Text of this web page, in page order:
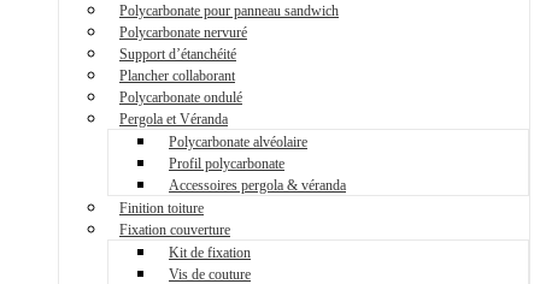
Polycarbonate pour panneau sandwich
Polycarbonate nervuré
Support d’étanchéité
Plancher collaborant
Polycarbonate ondulé
Pergola et Véranda
Polycarbonate alvéolaire
Profil polycarbonate
Accessoires pergola & véranda
Finition toiture
Fixation couverture
Kit de fixation
Vis de couture